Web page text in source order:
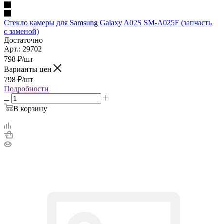
Стекло камеры для Samsung Galaxy A02S SM-A025F (запчасть
с заменой)
Достаточно
Арт.: 29702
798 ₽/шт
Варианты цен
798 ₽/шт
Подробности
В корзину